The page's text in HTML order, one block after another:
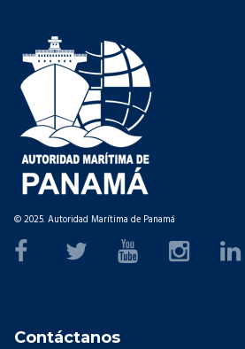
© 2025. Autoridad Marítima de Panamá
Contáctanos